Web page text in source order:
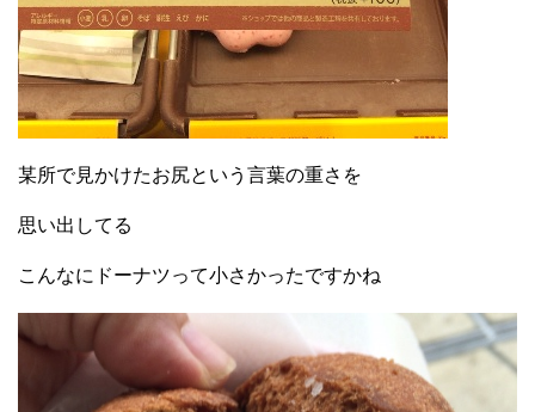
某所で見かけたお尻という言葉の重さを
思い出してる
こんなにドーナツって小さかったですかね